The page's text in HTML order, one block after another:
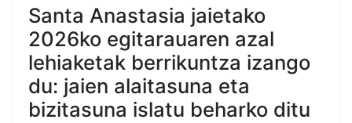
Santa Anastasia jaietako
2026ko egitarauaren azal
lehiaketak berrikuntza izango
du: jaien alaitasuna eta
bizitasuna islatu beharko ditu